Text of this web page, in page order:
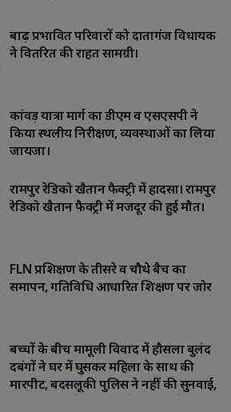
बाढ़ प्रभावित परिवारों को दातागंज विधायक
ने वितरित की राहत सामग्री।
कांवड़ यात्रा मार्ग का डीएम व एसएसपी ने
किया स्थलीय निरीक्षण, व्यवस्थाओं का लिया
जायजा।
रामपुर रेडिको खैतान फैक्ट्री में हादसा। रामपुर
रेडिको खैतान फैक्ट्री में मजदूर की हुई मौत।
FLN प्रशिक्षण के तीसरे व चौथे बैच का
समापन, गतिविधि आधारित शिक्षण पर जोर
बच्चों के बीच मामूली विवाद में हौसला बुलंद
दबंगों ने घर में घुसकर महिला के साथ की
मारपीट, बदसलूकी पुलिस ने नहीं की सुनवाई,